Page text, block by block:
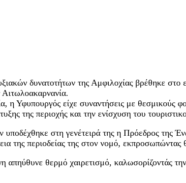
δυνατοτήτων της Αμφιλοχίας βρέθηκε
η Υφυπουργός είχε συναντήσεις με θεσμικούς
της περιοχής και την ενίσχυση του
υποδέχθηκε στη γενέτειρά της η Πρόεδρος
της περιοδείας της στον νομό, εκπροσωπώντας
θερμό χαιρετισμό, καλωσορίζοντάς